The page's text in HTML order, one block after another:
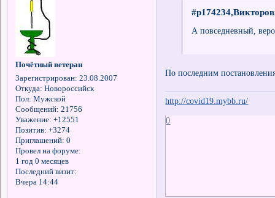
Почётный ветеран
Зарегистрирован: 23.08.2007
Откуда: Новороссийск
Пол: Мужской
Сообщений: 21756
Уважение: +12551
Позитив: +3274
Приглашений: 0
Провел на форуме:
1 год 0 месяцев
Последний визит:
Вчера 14:44
А повседневный,
По последним
http://covid19.mybb.ru/
0